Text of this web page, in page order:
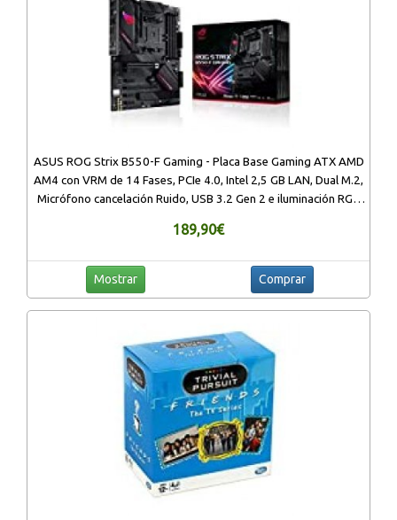
ASUS ROG Strix B550-F Gaming - Placa Base Gaming ATX AMD
AM4 con VRM de 14 Fases, PCIe 4.0, Intel 2,5 GB LAN, Dual M.2,
Micrófono cancelación Ruido, USB 3.2 Gen 2 e iluminación RGB
189,90€
Mostrar Comprar